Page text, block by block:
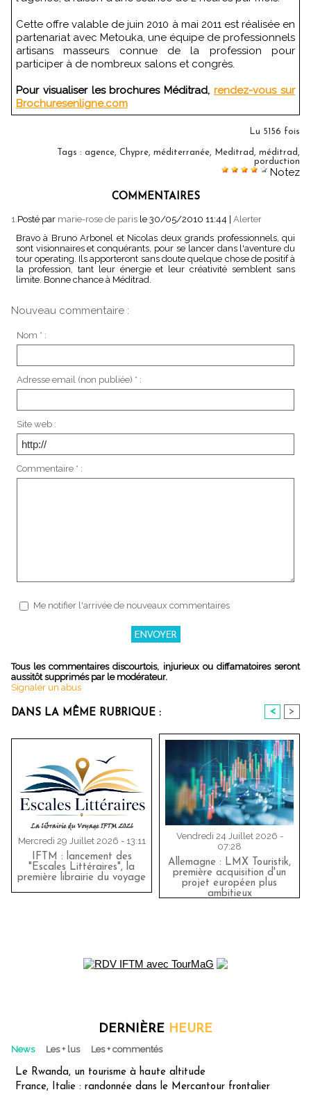
Cette offre valable de juin 2010 à mai 2011 est réalisée en
partenariat avec Metouka, une équipe de professionnels
artisans masseurs connue de la profession pour
participer à de nombreux salons et congrès.
Pour visualiser les brochures Méditrad, rendez-vous sur
Brochuresenligne.com
Lu 5156 fois
Tags : agence, Chypre, méditerranée, Meditrad, méditrad,
porduction
Notez
COMMENTAIRES
1.Posté par marie-rose de paris le 30/05/2010 11:44
Alerter
Bravo à Bruno Arbonel et Nicolas deux grands professionnels, qui
sont visionnaires et conquérants, pour se lancer dans l'aventure du
tour operating. Ils apporteront sans doute quelque chose de positif à
la profession, tant leur énergie et leur créativité semblent sans
limite. Bonne chance à Méditrad.
Nouveau commentaire :
Nom * :
Adresse email (non publiée) * :
Site web :
Commentaire * :
Me notifier l'arrivée de nouveaux commentaires
Tous les commentaires discourtois, injurieux ou diffamatoires seront
aussitôt supprimés par le modérateur.
Signaler un abus
DANS LA MÊME RUBRIQUE : < >
Mercredi 29 Juillet 2026 - 13:11
IFTM : lancement des
"Escales Littéraires", la
première librairie du voyage
Vendredi 24 Juillet 2026 -
07:28
Allemagne : LMX Touristik,
première acquisition d'un
projet européen plus
ambitieux
DERNIÈRE HEURE
News Les + lus Les + commentés
Le Rwanda, un tourisme à haute altitude
France, Italie : randonnée dans le Mercantour frontalier